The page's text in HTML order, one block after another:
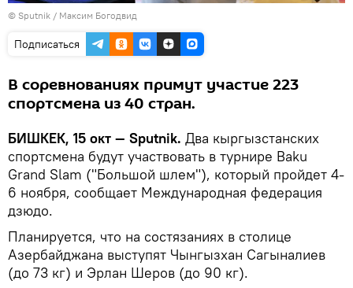
© Sputnik / Максим Богодвид
Подписаться
В соревнованиях примут участие 223
спортсмена из 40 стран.
БИШКЕК, 15 окт — Sputnik. Два кыргызстанских
спортсмена будут участвовать в турнире Baku
Grand Slam ("Большой шлем"), который пройдет 4-
6 ноября, сообщает Международная федерация
дзюдо.
Планируется, что на состязаниях в столице
Азербайджана выступят Чынгызхан Сагыналиев
(до 73 кг) и Эрлан Шеров (до 90 кг).